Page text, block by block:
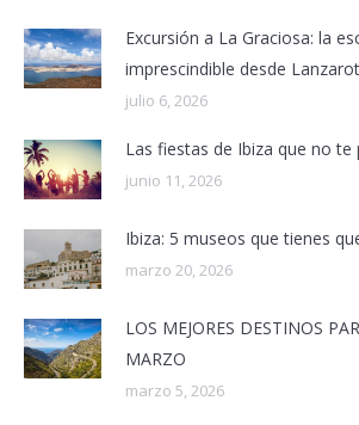
Excursión a La Graciosa: la
imprescindible desde
julio 6, 2026
Las fiestas de Ibiza que no te
junio 11, 2026
Ibiza: 5 museos que tienes
marzo 20, 2026
LOS MEJORES DESTINOS
MARZO
marzo 5, 2026